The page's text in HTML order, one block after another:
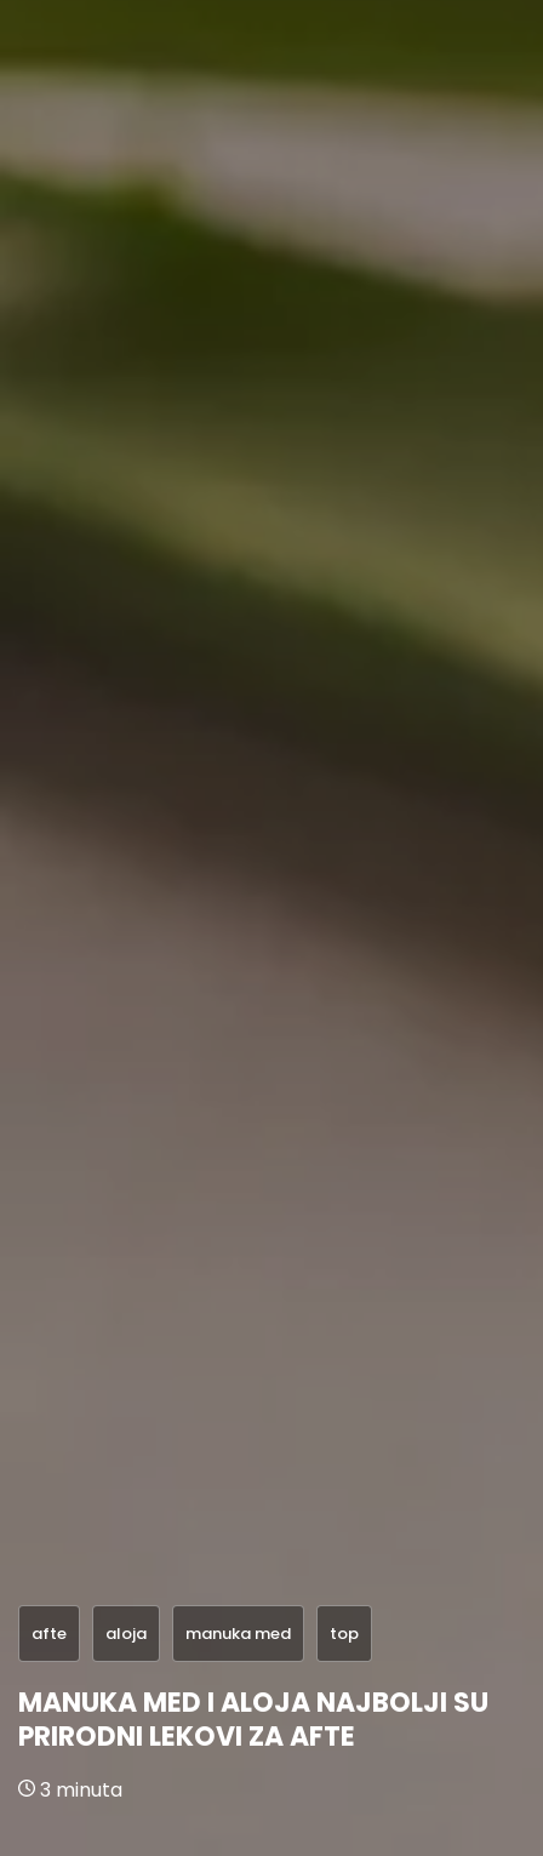
afte aloja manuka med top
MANUKA MED I ALOJA NAJBOLJI SU
PRIRODNI LEKOVI ZA AFTE
3 minuta